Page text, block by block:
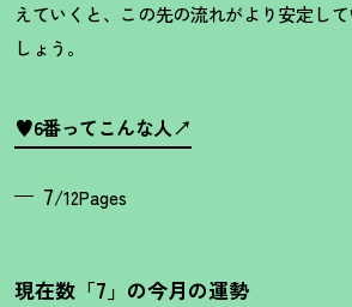
えていくと、この先の流れがより安定して
しょう。
♥6番ってこんな人
7/12Pages
現在数「7」の今月の運勢